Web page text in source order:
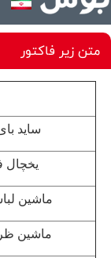
متن زیر فاکتور
ساید
یخچال
ماشین
ماشین